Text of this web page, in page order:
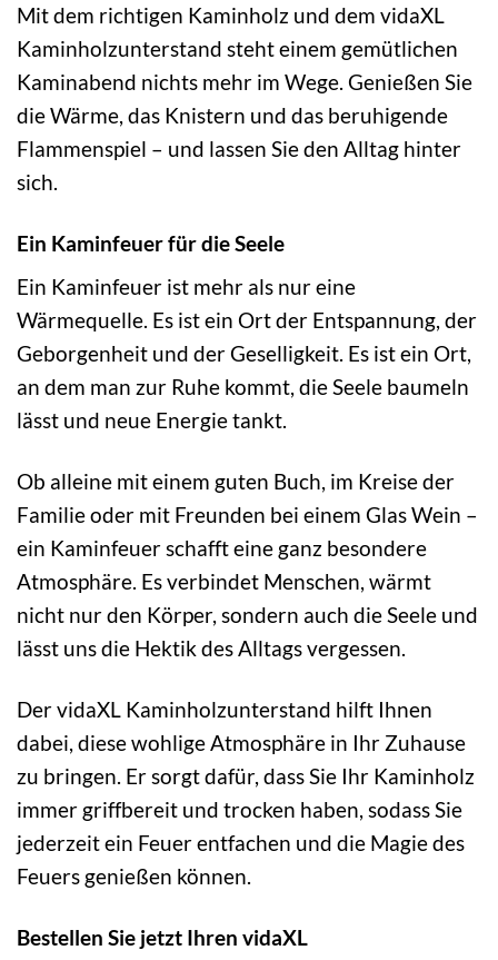
Mit dem richtigen Kaminholz und dem vidaXL
Kaminholzunterstand steht einem gemütlichen
Kaminabend nichts mehr im Wege. Genießen Sie
die Wärme, das Knistern und das beruhigende
Flammenspiel – und lassen Sie den Alltag hinter
sich.
Ein Kaminfeuer für die Seele
Ein Kaminfeuer ist mehr als nur eine
Wärmequelle. Es ist ein Ort der Entspannung, der
Geborgenheit und der Geselligkeit. Es ist ein Ort,
an dem man zur Ruhe kommt, die Seele baumeln
lässt und neue Energie tankt.
Ob alleine mit einem guten Buch, im Kreise der
Familie oder mit Freunden bei einem Glas Wein –
ein Kaminfeuer schafft eine ganz besondere
Atmosphäre. Es verbindet Menschen, wärmt
nicht nur den Körper, sondern auch die Seele und
lässt uns die Hektik des Alltags vergessen.
Der vidaXL Kaminholzunterstand hilft Ihnen
dabei, diese wohlige Atmosphäre in Ihr Zuhause
zu bringen. Er sorgt dafür, dass Sie Ihr Kaminholz
immer griffbereit und trocken haben, sodass Sie
jederzeit ein Feuer entfachen und die Magie des
Feuers genießen können.
Bestellen Sie jetzt Ihren vidaXL